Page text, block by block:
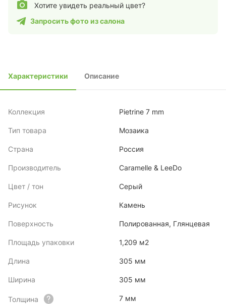
Хотите увидеть реальный цвет?
Запросить фото из салона
Характеристики Описание
Коллекция Pietrine 7 mm
Тип товара Мозаика
Страна Россия
Производитель Caramelle & LeeDo
Цвет / тон Серый
Рисунок Камень
Поверхность Полированная, Глянцевая
Площадь упаковки 1,209 м2
Длина 305 мм
Ширина 305 мм
Толщина 7 мм